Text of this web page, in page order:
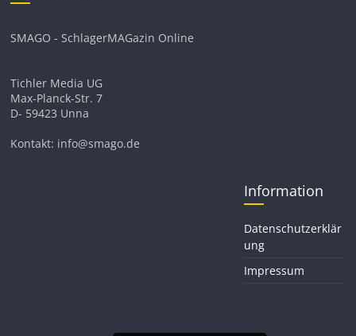
SMAGO - SchlagerMAGazin Online
Tichler Media UG
Max-Planck-Str. 7
D- 59423 Unna
Kontakt: info@smago.de
Information
Datenschutzerklär
ung
Impressum